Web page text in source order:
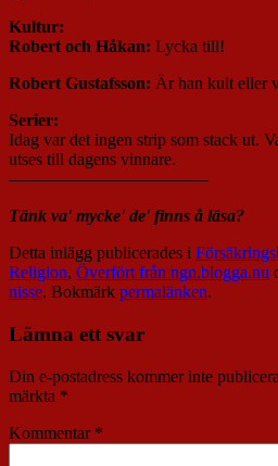
Kultur:
Robert och Håkan: Lycka till!
Robert Gustafsson: Är han kult eller
Serier:
Idag var det ingen strip som stack ut.
utses till dagens vinnare.
———————————–
Tänk va' mycke' de' finns å läsa?
Detta inlägg publicerades i
Religion, Överfört från ngn.blogga.nu
nisse. Bokmärk permalänken.
Lämna ett svar
Din e-postadress kommer inte
märkta *
Kommentar *